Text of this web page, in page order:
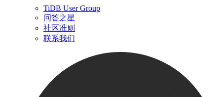
TiDB User Group
问答之星
社区准则
联系我们